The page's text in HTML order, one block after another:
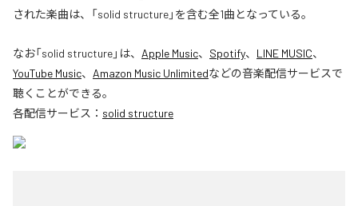
された楽曲は、「solid structure」を含む全1曲となっている。
なお「solid structure」は、 Apple Music、 Spotify、 LINE MUSIC、
YouTube Music、 Amazon Music Unlimitedなどの音楽配信サービスで
聴くことができる。
各配信サービス： solid structure